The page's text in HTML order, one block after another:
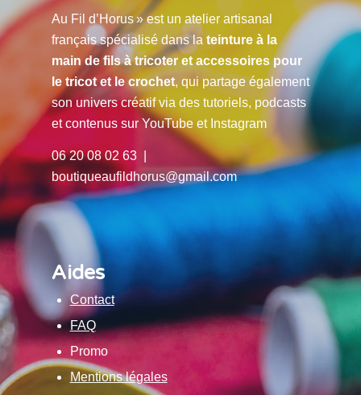
Au Fil d’Horus » est un atelier artisanal
français spécialisé dans la teinture à la
main de fils à tricoter et accessoires pour
le tricot et le crochet, qui partage également
son univers créatif via des tutoriels, podcasts
et contenus sur YouTube et Instagram
06 20 08 02 63 |
boutiqueaufildhorus@gmail.com
Aides
Contact
FAQ
Promo
Mentions légales